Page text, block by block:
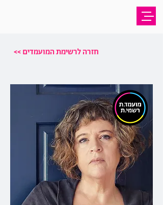
<< חזרה לרשימת המועמדים